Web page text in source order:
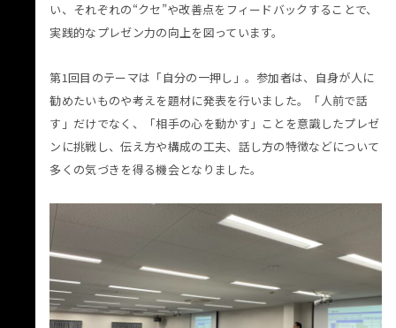
い、それぞれの“クセ”や改善点をフィードバックすることで、
実践的なプレゼン力の向上を図っています。
第1回目のテーマは「自分の一押し」。参加者は、自身が人に
勧めたいものや考えを題材に発表を行いました。「人前で話
す」だけでなく、「相手の心を動かす」ことを意識したプレゼ
ンに挑戦し、伝え方や構成の工夫、話し方の特徴などについて
多くの気づきを得る機会となりました。